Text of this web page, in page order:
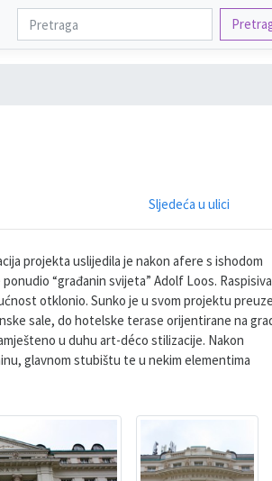
Sljedeća u ulici
projekta uslijedila je nakon afere s ishodom
“građanin svijeta” Adolf Loos.
otklonio. Sunko je u svom projektu
sale, do hotelske terase orijentirane na
u duhu art-déco stilizacije. Nakon
glavnom stubištu te u nekim elementima